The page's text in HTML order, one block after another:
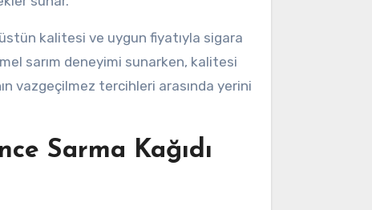
kalitesi ve uygun fiyatıyla sigara
sarım deneyimi sunarken, kalitesi
vazgeçilmez tercihleri arasında yerini
Sarma Kağıdı